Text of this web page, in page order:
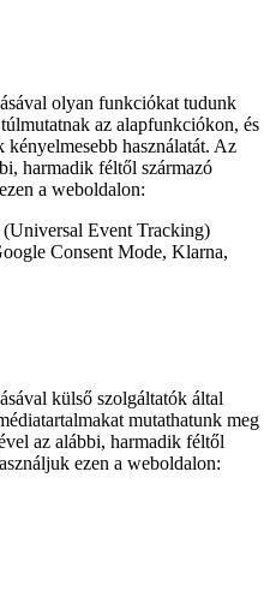
olyan funkciókat tudunk
az alapfunkciókon, és
használatát. Az
harmadik féltől származó
a weboldalon:
Event Tracking)
Consent Mode, Klarna,
külső szolgáltatók által
mutathatunk meg
az alábbi, harmadik féltől
ezen a weboldalon: